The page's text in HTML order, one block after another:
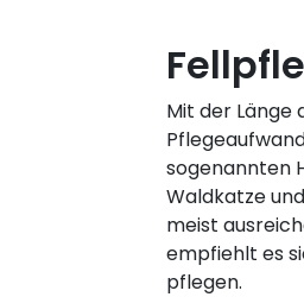
Mit der Länge
sogenannten
Waldkatze
meist
empfiehlt es
pflegen.